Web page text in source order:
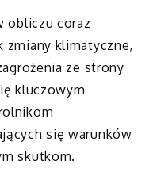
obliczu coraz
zmiany klimatyczne,
ze strony
kluczowym
się warunków
skutkom.